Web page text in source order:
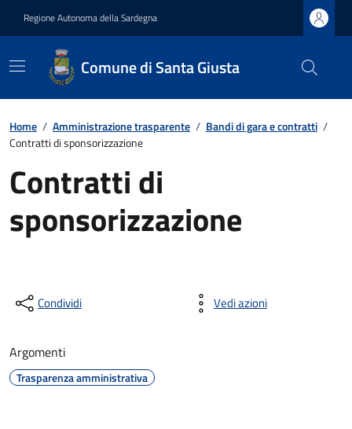
Regione Autonoma della Sardegna
Comune di Santa Giusta
Home / Amministrazione trasparente / Bandi di gara e contratti /
Contratti di sponsorizzazione
Contratti di
sponsorizzazione
Condividi Vedi azioni
Argomenti
Trasparenza amministrativa